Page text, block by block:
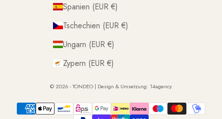
Spanien (EUR €)
Tschechien (EUR €)
Ungarn (EUR €)
Zypern (EUR €)
© 2026 - TONDEO | Design & Umsetzung: 14agency